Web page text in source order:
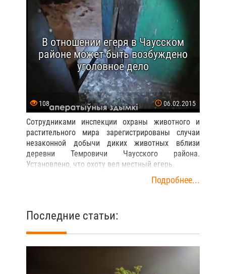
В отношении егеря в Чаусском
районе может быть возбуждено
уголовное дело
108 06.02.2015
Сотрудниками инспекции охраны животного и
растительного мира зарегистрированы случаи
незаконной добычи диких животных вблизи
деревни Темровичи Чаусского района.
Установлено, что охоту вел местный егерь.
Подробнее...
Последние статьи: